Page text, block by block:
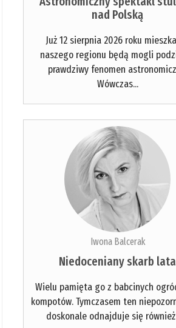
nad Polską
Już 12 sierpnia 2026 roku
naszego regionu będą mogli
prawdziwy fenomen
Wówczas...
Iwona Balcerak
Niedoceniany skarb lata
Wielu pamięta go z babcinych
kompotów. Tymczasem ten
doskonale odnajduje się również